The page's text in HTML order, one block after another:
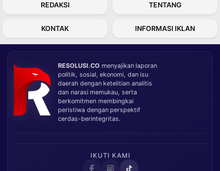
REDAKSI TENTANG
KONTAK INFORMASI IKLAN
RESOLUSI.CO menyajikan laporan
politik, sosial, ekonomi, dan isu
daerah dengan ketelitian analitis
dan narasi memukau, serta
berkomitmen membingkai
peristiwa dengan perspektif
cerdas-berintegritas.
IKUTI KAMI